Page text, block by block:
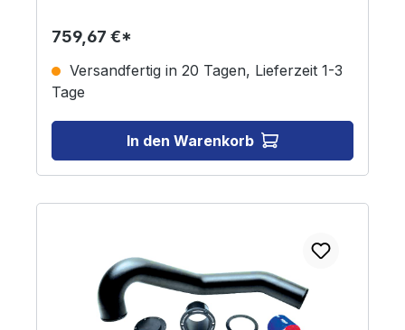
Einschränkung. Enthält ein dorngebogenes Aluminium-
Abgasrohr, das pulverbeschichtet ist, um Korrosion zu
verhindern, einen großen Billet Through-Hull-
Abgasauslass, eine OEM-Abgasauslassabsperrung und
Hochtemperatur-Silikonkupplungen sowie alle
Montageanleitungen.
759,67 €*
Versandfertig in 20 Tagen, Lieferzeit 1-3
Tage
In den Warenkorb